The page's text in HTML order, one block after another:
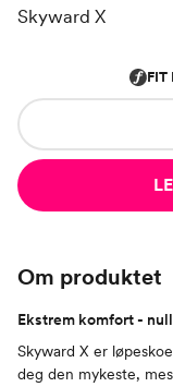
Skyward X
Om produktet
Ekstrem komfort -
Skyward X er
deg den mykeste,